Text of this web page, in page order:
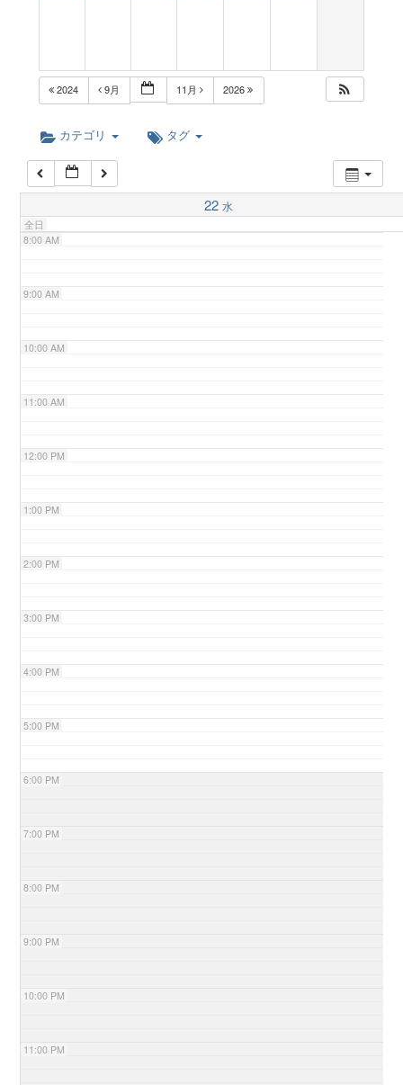
i
2024 9月 11月 2026
カテゴリ タグ
22 水
全日
5:00 AM
6:00 AM
7:00 AM
8:00 AM
9:00 AM
10:00 AM
11:00 AM
12:00 PM
1:00 PM
2:00 PM
3:00 PM
4:00 PM
5:00 PM
6:00 PM
7:00 PM
8:00 PM
9:00 PM
10:00 PM
11:00 PM